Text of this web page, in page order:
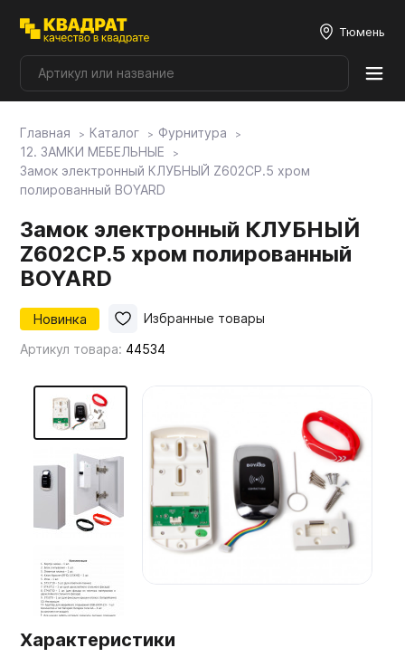
Тюмень
Плитные материалы
Фурнитура
Столешницы
Мой ЭГГЕР
Мебельные образцы, каталоги
Главная Каталог
Фурнитура
12. ЗАМКИ МЕБЕЛЬНЫЕ
Замок электронный КЛУБНЫЙ Z602CP.5 хром
полированный BOYARD
Замок электронный КЛУБНЫЙ
Z602CP.5 хром полированный
BOYARD
Новинка
Артикул товара: 44534
Избранные товары
Характеристики